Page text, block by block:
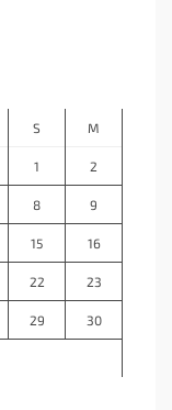
S M
1 2
8 9
15 16
22 23
29 30